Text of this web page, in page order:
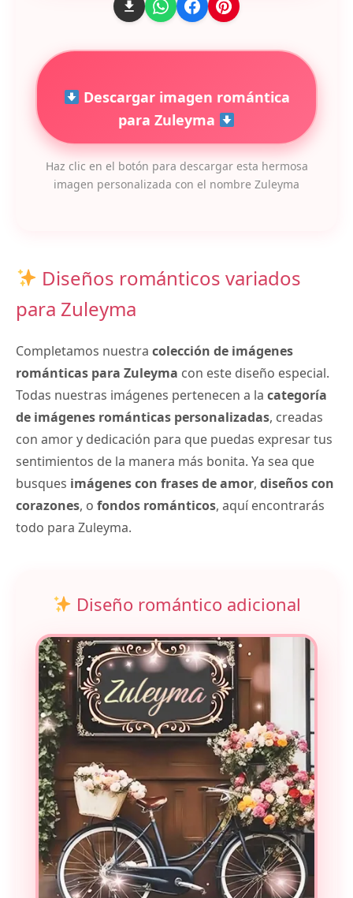
Descargar imagen romántica
para Zuleyma
Haz clic en el botón para descargar esta hermosa
imagen personalizada con el nombre Zuleyma
Diseños románticos variados
para Zuleyma
Completamos nuestra colección de imágenes
románticas para Zuleyma con este diseño especial.
Todas nuestras imágenes pertenecen a la categoría
de imágenes románticas personalizadas, creadas
con amor y dedicación para que puedas expresar tus
sentimientos de la manera más bonita. Ya sea que
busques imágenes con frases de amor, diseños con
corazones, o fondos románticos, aquí encontrarás
todo para Zuleyma.
Diseño romántico adicional